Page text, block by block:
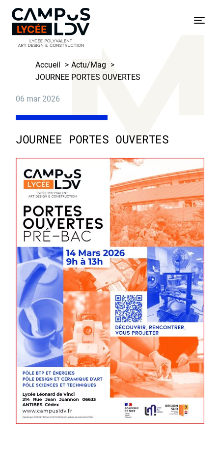
content
Accueil
Actu/Mag
JOURNEE PORTES OUVERTES
06 mar 2026
JOURNEE PORTES OUVERTES